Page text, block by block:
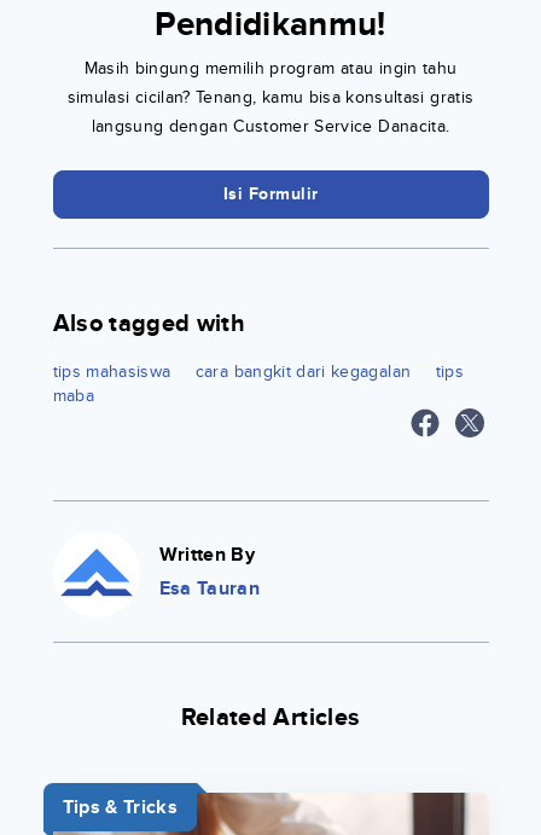
Pendidikanmu!
Masih bingung memilih program atau ingin tahu
simulasi cicilan? Tenang, kamu bisa konsultasi gratis
langsung dengan Customer Service Danacita.
Isi Formulir
Also tagged with
tips mahasiswa cara bangkit dari kegagalan
tips
maba
Written By
Esa Tauran
Related Articles
Tips & Tricks